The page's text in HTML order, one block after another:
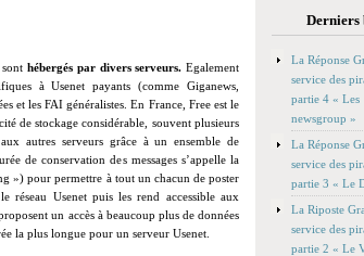
sonthébergés par divers serveurs.Egalement
à Usenet payants (comme Giganews,
et les FAI généralistes. En France, Free est le
de stockage considérable, souvent plusieurs
autres serveurs grâce à un ensemble de
de conservation des messages s’appelle la
») pour permettre à tout un chacun de poster
réseau Usenet puis les rend accessible aux
un accès à beaucoup plus de données
la plus longue pour un serveur Usenet.
Derniers
La Réponse
service des
partie 4 « Les
newsgroup »
La Réponse
service des
partie 3 « Le
La Riposte
service des
partie 2 « Le